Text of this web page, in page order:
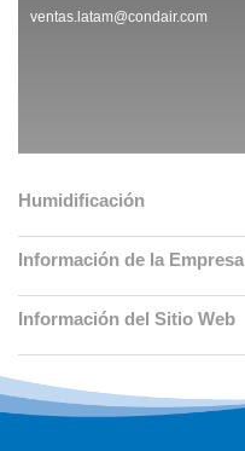
ventas.latam@condair.com
Humidificación
Información de la Empresa
Información del Sitio Web